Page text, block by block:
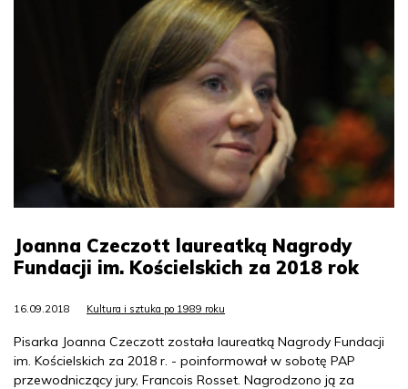
Joanna Czeczott laureatką Nagrody
Fundacji im. Kościelskich za 2018 rok
16.09.2018 Kultura i sztuka po 1989 roku
Pisarka Joanna Czeczott została laureatką Nagrody Fundacji
im. Kościelskich za 2018 r. - poinformował w sobotę PAP
przewodniczący jury, Francois Rosset. Nagrodzono ją za